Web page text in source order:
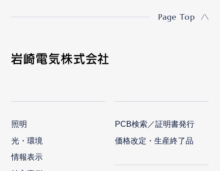
Page Top
照明
光・環境
情報表示
PCB検索／証明書発行
価格改定・生産終了品